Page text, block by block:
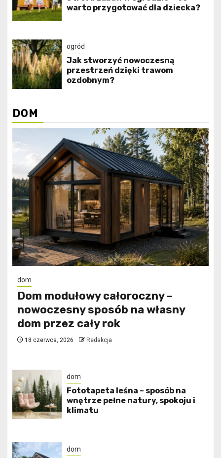
warto przygotować dla dziecka?
ogród
Jak stworzyć nowoczesną
przestrzeń dzięki trawom
ozdobnym?
DOM
dom
Dom modułowy całoroczny –
nowoczesny sposób na własny
dom przez cały rok
18 czerwca, 2026 Redakcja
dom
​Fototapeta leśna – sposób na
wnętrze pełne natury, spokoju i
klimatu
dom